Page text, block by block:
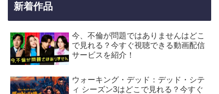
新着作品
今、不倫が問題ではありませんはどこ
で見れる？今すぐ視聴できる動画配信
サービスを紹介！
ウォーキング・デッド：デッド・シテ
ィ シーズン3はどこで見れる？今すぐ